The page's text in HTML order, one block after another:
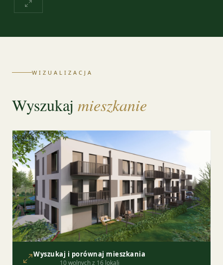
WIZUALIZACJA
Wyszukaj mieszkanie
Wyszukaj i porównaj mieszkania
10 wolnych z 16 lokali